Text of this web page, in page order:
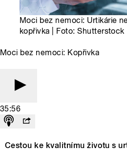
Moci bez nemoci: Urtikárie
kopřivka | Foto: Shutterstock
Moci bez nemoci: Kopřivka
35:56
Cestou ke kvalitnímu životu s